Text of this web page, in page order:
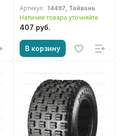
квадроцикла, ATV
Артикул: 14497, Тайвань
Наличие товара уточняйте
407 руб.
В корзину